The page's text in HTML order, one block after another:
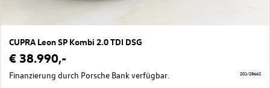
CUPRA Leon SP Kombi 2.0 TDI DSG
€ 38.990,-
Finanzierung durch Porsche Bank verfügbar.
201/28662